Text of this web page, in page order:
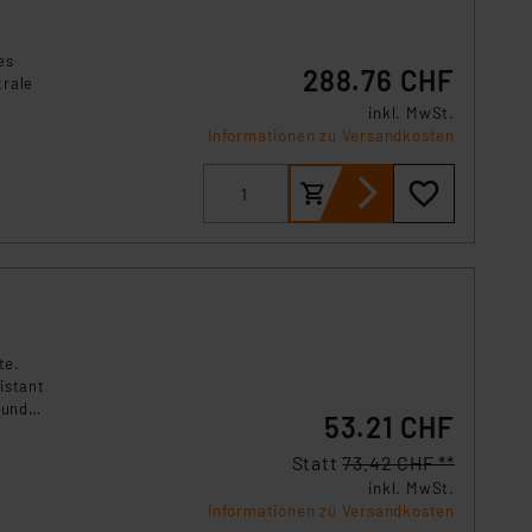
288.76 CHF
inkl. MwSt.
Informationen zu Versandkosten
53.21 CHF
Statt73.42 CHF **
inkl. MwSt.
Informationen zu Versandkosten